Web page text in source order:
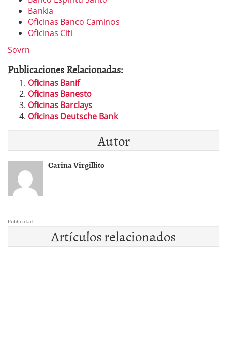
Bankia
Oficinas Banco Caminos
Oficinas Citi
Sovrn
Publicaciones Relacionadas:
Oficinas Banif
Oficinas Banesto
Oficinas Barclays
Oficinas Deutsche Bank
Autor
Carina Virgillito
Publicidad
Artículos relacionados